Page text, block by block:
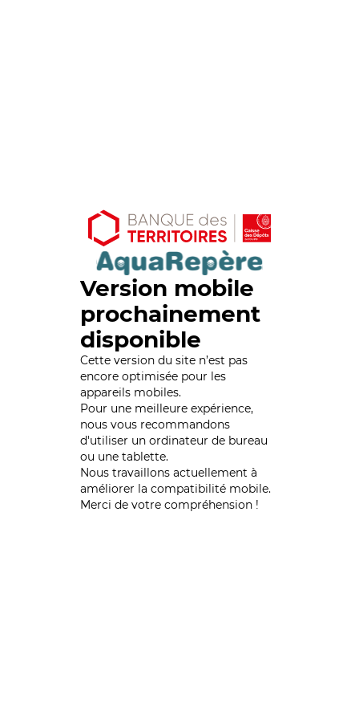
Version mobile
prochainement
disponible
Cette version du site n’est pas
encore optimisée pour les
appareils mobiles.
Pour une meilleure expérience,
nous vous recommandons
d'utiliser un ordinateur de bureau
ou une tablette.
Nous travaillons actuellement à
améliorer la compatibilité mobile.
Merci de votre compréhension !